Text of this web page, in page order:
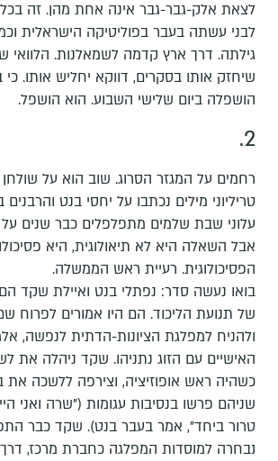
לצאת אלק-גבר-גבר אינה אחת מהן. זה
לבני עשתה בעבר בפוליטיקה הישראלית
גילתה. דרך ארץ קדמה לשמאלנות.
שיחזק אותו בסקרים, דווקא יחליש אותו.
הושפלה ביום שלישי השבוע. הוא הושפל.
2.
רחמים על המגזר הסרוג. שוב הוא על שולחן
טריליוני מילים נכתבו על יחסי בנט והרבנים
עלוני שבת שלמים מתפלפלים כבר שנים
אבל השאלה היא לא תיאולוגית, היא
הפסיכולוגית. רעיית ראש הממשלה.
בואו נעשה סדר: נפתלי בנט ואיילת שקד
של תנועת הליכוד. הם היו אמורים לפרוח
ולהניח למפלגת הציונות-הדתית לנפשה,
האישיים עם הזוג נתניהו. שקד ניהלה את
כשהיה ראש אופוזיציה, וצירפה ללשכה
שניהם פרשו בנסיבות עגומות ("שרה ואני
טרור ביחד", אמר בעבר בנט). שקד כבר
נבחרה למוסדות המפלגה כחברת מרכז, דרך